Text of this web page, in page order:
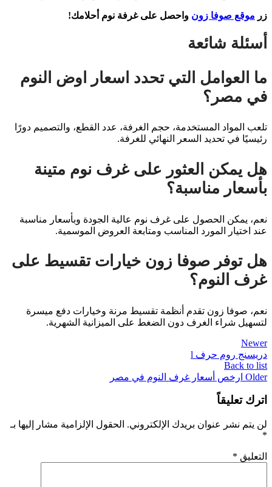
زر موقع صوفا زون واحصل على غرفة نوم أحلامك!
أسئلة شائعة
ما العوامل التي تحدد اسعار اوض النوم
في مصر؟
تلعب المواد المستخدمة، حجم الغرفة، عدد القطع، والتصميم دورًا
رئيسيًا في تحديد السعر النهائي للغرفة.
هل يمكن العثور على غرف نوم متينة
بأسعار مناسبة؟
نعم، يمكن الحصول على غرف نوم عالية الجودة وبأسعار مناسبة
عند اختيار المورد المناسب ومتابعة العروض الموسمية.
هل توفر صوفا زون خيارات تقسيط على
غرف النوم؟
نعم، صوفا زون تقدم أنظمة تقسيط مرنة وخيارات دفع ميسرة
لتسهيل شراء الغرف دون الضغط على الميزانية الشهرية.
Newer
دريسنج روم حرف l
Back to list
Older ارخص أسعار غرف النوم في مصر
اترك تعليقاً
لن يتم نشر عنوان بريدك الإلكتروني. الحقول الإلزامية مشار إليها بـ
*
التعليق *